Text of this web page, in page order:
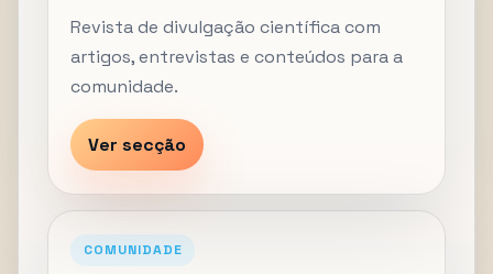
Revista de divulgação científica com
artigos, entrevistas e conteúdos para a
comunidade.
Ver secção
COMUNIDADE